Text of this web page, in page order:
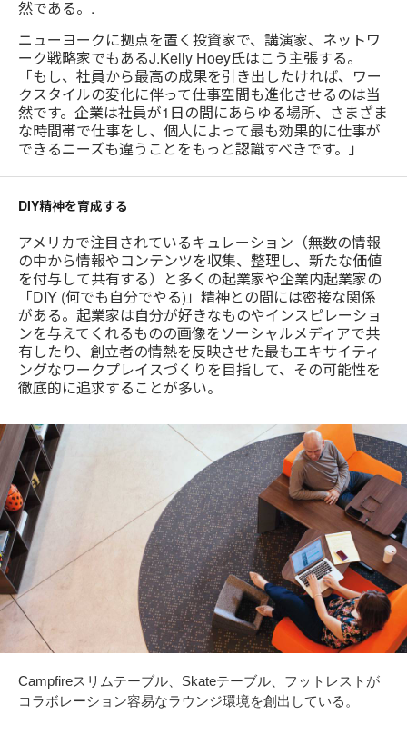
然である。.
ニューヨークに拠点を置く投資家で、講演家、ネットワ
ーク戦略家でもあるJ.Kelly Hoey氏はこう主張する。
「もし、社員から最高の成果を引き出したければ、ワー
クスタイルの変化に伴って仕事空間も進化させるのは当
然です。企業は社員が1日の間にあらゆる場所、さまざま
な時間帯で仕事をし、個人によって最も効果的に仕事が
できるニーズも違うことをもっと認識すべきです。」
DIY精神を育成する
アメリカで注目されているキュレーション（無数の情報
の中から情報やコンテンツを収集、整理し、新たな価値
を付与して共有する）と多くの起業家や企業内起業家の
「DIY (何でも自分でやる)」精神との間には密接な関係
がある。起業家は自分が好きなものやインスピレーショ
ンを与えてくれるものの画像をソーシャルメディアで共
有したり、創立者の情熱を反映させた最もエキサイティ
ングなワークプレイスづくりを目指して、その可能性を
徹底的に追求することが多い。
Campfireスリムテーブル、Skateテーブル、フットレストが
コラボレーション容易なラウンジ環境を創出している。